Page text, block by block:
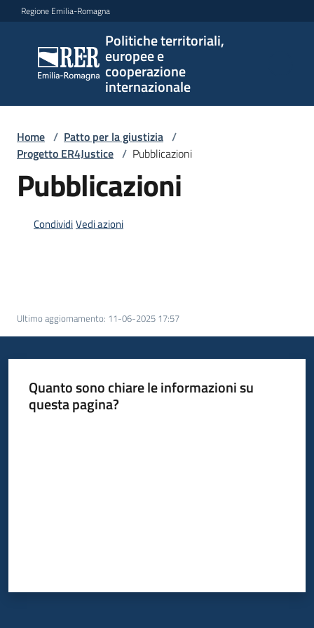
Vai al contenuto
Vai alla navigazione
Vai al footer
Regione Emilia-Romagna
Politiche territoriali,
europee e
cooperazione
internazionale
Politiche
territoriali,
europee e
cooperazione
Argomenti
Bandi
Piani
Home / Patto per la giustizia /
Progetto ER4Justice / Pubblicazioni
Pubblicazioni
CondividiVedi azioni
Ultimo aggiornamento: 11-06-2025 17:57
Quanto sono chiare le informazioni su
questa pagina?